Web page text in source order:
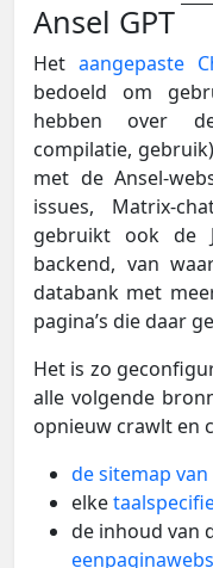
Ansel GPT
Het aangepaste
bedoeld om
hebben over
compilatie,
met de Ansel-
issues, Matrix-
gebruikt ook de
backend, van
databank met
pagina’s die daar
Het is zo
alle volgende
opnieuw crawlt en
de sitemap
elke
de inhoud van